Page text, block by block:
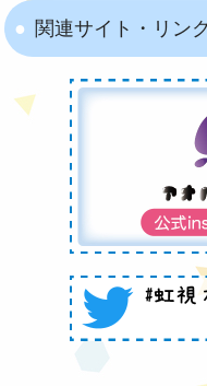
関連サイト・リンク